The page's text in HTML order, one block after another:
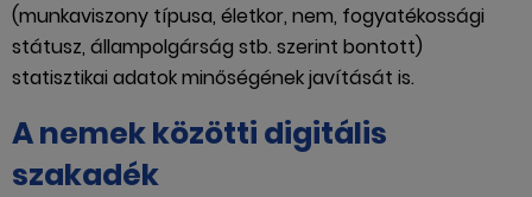
(munkaviszony típusa, életkor, nem, fogyatékossági
státusz, állampolgárság stb. szerint bontott)
statisztikai adatok minőségének javítását is.
A nemek közötti digitális
szakadék